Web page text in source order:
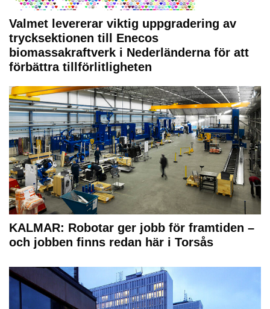
Valmet levererar viktig uppgradering av
trycksektionen till Enecos
biomassakraftverk i Nederländerna för att
förbättra tillförlitligheten
KALMAR: Robotar ger jobb för framtiden –
och jobben finns redan här i Torsås